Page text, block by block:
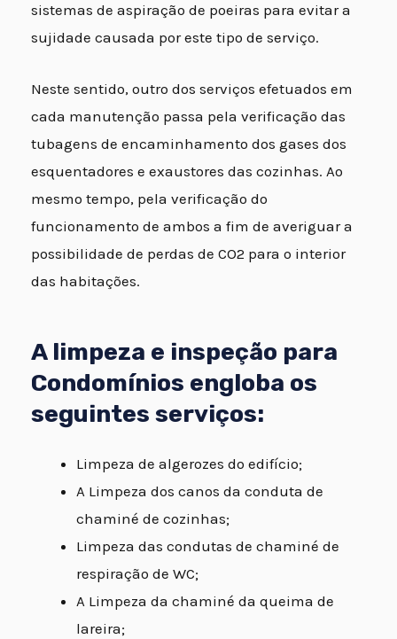
sistemas de aspiração de poeiras para evitar a
sujidade causada por este tipo de serviço.
Neste sentido, outro dos serviços efetuados em
cada manutenção passa pela verificação das
tubagens de encaminhamento dos gases dos
esquentadores e exaustores das cozinhas. Ao
mesmo tempo, pela verificação do
funcionamento de ambos a fim de averiguar a
possibilidade de perdas de CO2 para o interior
das habitações.
A limpeza e inspeção para
Condomínios engloba os
seguintes serviços:
Limpeza de algerozes do edifício;
A Limpeza dos canos da conduta de
chaminé de cozinhas;
Limpeza das condutas de chaminé de
respiração de WC;
A Limpeza da chaminé da queima de
lareira;